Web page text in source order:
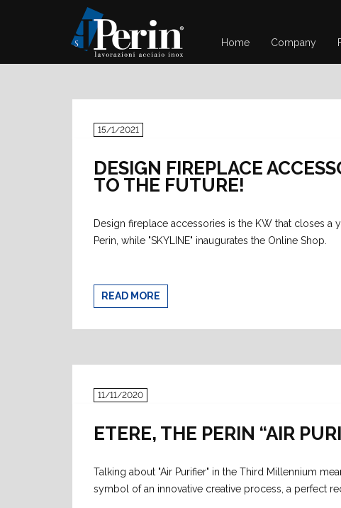
Home Company
15/1/2021
DESIGN FIREPLACE
TO THE FUTURE!
Design fireplace accessories is the KW that closes
Perin, while "SKYLINE" inaugurates the Online Shop.
READ MORE
11/11/2020
ETERE, THE PERIN “AIR
Talking about "Air Purifier" in the Third Millennium
symbol of an innovative creative process, a perfect